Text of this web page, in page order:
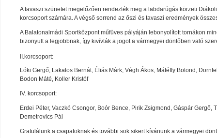
A tavaszi szünetet megelőzően rendezték meg a labdarúgás körzeti
korcsoport számára. A végső sorrend az őszi és tavaszi eredmények
A Balatonalmádi Sportközpont műfüves pályáján lebonyolított tornákon
bizonyult a legjobbnak, így kivívták a jogot a vármegyei döntőben való
II.korcsoport:
Lóki Gergő, Lakatos Bernát, Éliás Márk, Végh Ákos, Mátéffy Botond,
Bodon Máté, Koller Kristóf
IV. korcsoport:
Erdei Péter, Vaczkó Csongor, Boór Bence, Pirik Zsigmond, Gáspár Gergő,
Demetrovics Pál
Gratulálunk a csapatoknak és további sok sikert kívánunk a vármegyei